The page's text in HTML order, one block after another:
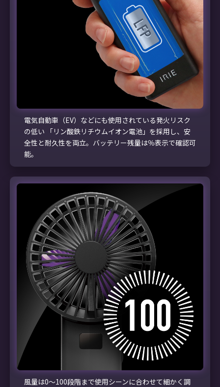
電気自動車（EV）などにも使用されている発火リスク
の低い 「リン酸鉄リチウムイオン電池」を採用し、安
全性と耐久性を両立。バッテリー残量は％表示で確認可
能。
風量は0～100段階まで使用シーンに合わせて細かく調